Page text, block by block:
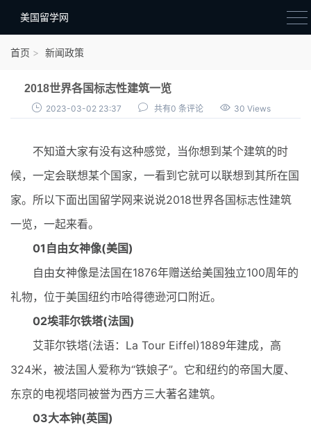
美国留学网
院校选择
材料准备
留学生活
首页 新闻政策
2018世界各国标志性建筑一览
2023-03-02 23:37 共有0 条评论 30 Views
不知道大家有没有这种感觉，当你想到某个建筑的时
候，一定会联想某个国家，一看到它就可以联想到其所在国
家。所以下面出国留学网来说说2018世界各国标志性建筑
一览，一起来看。
01自由女神像(美国)
自由女神像是法国在1876年赠送给美国独立100周年的
礼物，位于美国纽约市哈得德逊河口附近。
02埃菲尔铁塔(法国)
艾菲尔铁塔(法语：La Tour Eiffel)1889年建成，高
324米，被法国人爱称为“铁娘子”。它和纽约的帝国大厦、
东京的电视塔同被誉为西方三大著名建筑。
03大本钟(英国)